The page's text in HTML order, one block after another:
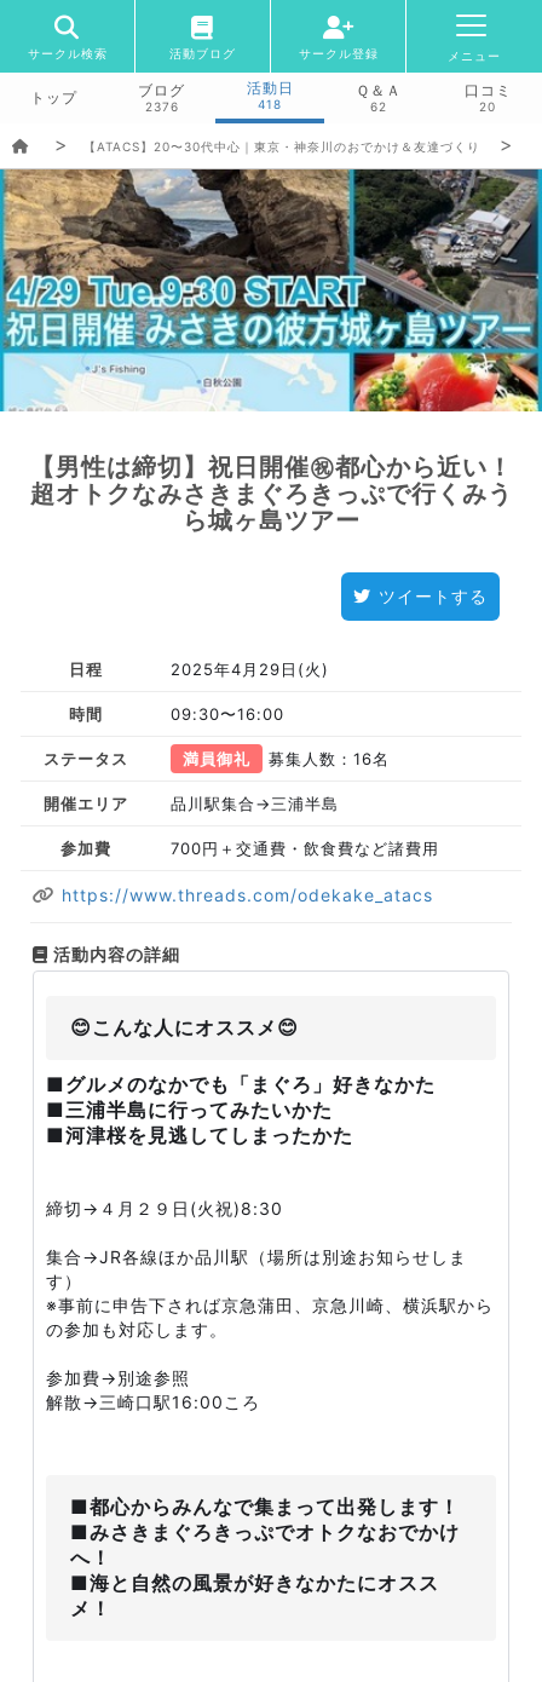
サークル検索 活動ブログ サークル登録 メニュー
トップ ブログ
2376
活動日
418
Ｑ＆Ａ
62
口コミ
20
【ATACS】20〜30代中心｜東京・神奈川のおでかけ＆友達づくり
【男性は締切】祝日開催㊗️都心から近い！
超オトクなみさきまぐろきっぷで行くみう
ら城ヶ島ツアー
ツイートする
日程 2025年4月29日(火)
時間 09:30〜16:00
ステータス 満員御礼 募集人数：16名
開催エリア 品川駅集合→三浦半島
参加費 700円＋交通費・飲食費など諸費用
https://www.threads.com/odekake_atacs
活動内容の詳細
😊こんな人にオススメ😊
■グルメのなかでも「まぐろ」好きなかた
■三浦半島に行ってみたいかた
■河津桜を見逃してしまったかた
締切→４月２９日(火祝)8:30
集合→JR各線ほか品川駅（場所は別途お知らせしま
す）
※事前に申告下されば京急蒲田、京急川崎、横浜駅から
の参加も対応します。
参加費→別途参照
解散→三崎口駅16:00ころ
■都心からみんなで集まって出発します！
■みさきまぐろきっぷでオトクなおでかけ
へ！
■海と自然の風景が好きなかたにオスス
メ！